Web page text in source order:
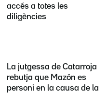
accés a totes les
diligències
La jutgessa de Catarroja
rebutja que Mazón es
personi en la causa de la